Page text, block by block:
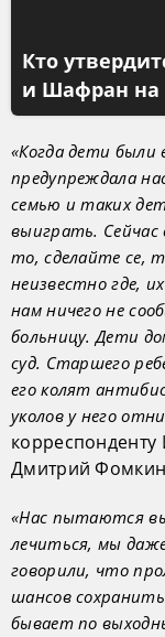
Кто
и Шафран на
«Когда дети были
предупреждала
семью и таких
выиграть.
то, сделайте се,
неизвестно где,
нам ничего не
больницу. Дети
суд. Старшего
его колят
уколов у него
корреспонденту
Дмитрий
«Нас пытаются
лечиться, мы
говорили, что
шансов
бывает по